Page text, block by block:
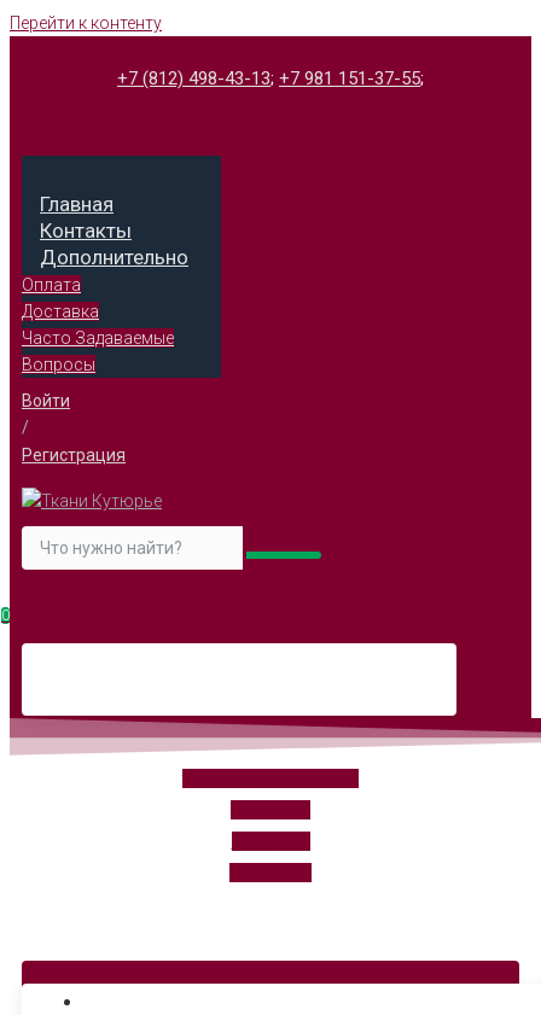
Перейти к контенту
+7 (812) 498-43-13; +7 981 151-37-55;
Главная
Контакты
Дополнительно
Оплата
Доставка
Часто Задаваемые
Вопросы
Войти
/
Регистрация
0